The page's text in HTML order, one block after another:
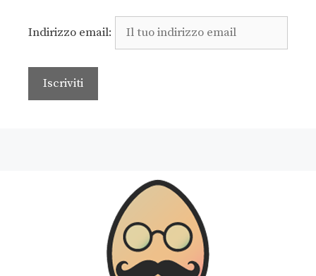
Indirizzo email: